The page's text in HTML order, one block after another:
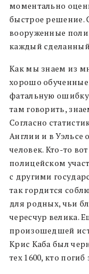
моментально
быстрое решение.
вооруженные
каждый
Как мы знаем из
хорошо
фатальную
там говорить,
Согласно
Англии и в Уэльсе
человек. Кто-то
полицейском
с другими
так гордится
для родных, чьи
чересчур велика.
произошедшей
Крис Каба был
тех 1600, кто